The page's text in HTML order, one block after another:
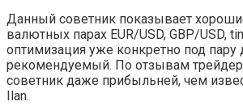
Данный советник показывает
валютных парах EUR/USD, GBP/USD,
оптимизация уже конкретно под пару
рекомендуемый. По отзывам
советник даже прибыльней, чем
Ilan.